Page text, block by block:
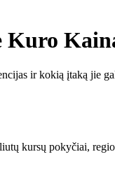
Kuro
ir kokią įtaką jie
kursų pokyčiai,